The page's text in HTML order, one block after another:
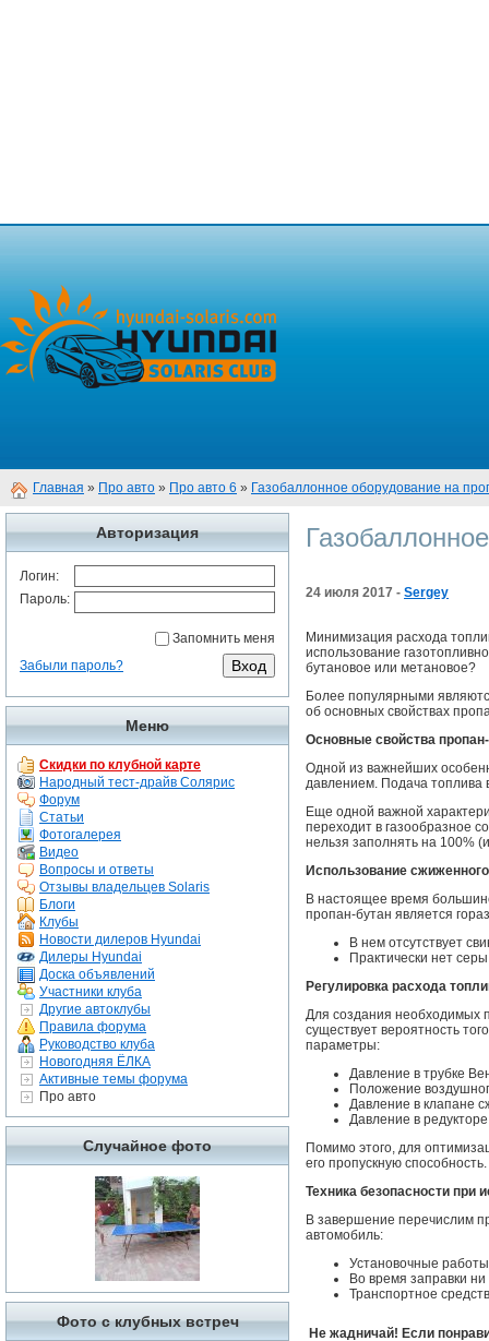
Главная » Про авто » Про авто 6 » Газобаллонное оборудование на
Авторизация
Логин:
Пароль:
Запомнить меня
Забыли пароль?
Меню
Скидки по клубной карте
Народный тест-драйв Солярис
Форум
Статьи
Фотогалерея
Видео
Вопросы и ответы
Отзывы владельцев Solaris
Блоги
Клубы
Новости дилеров Hyundai
Дилеры Hyundai
Доска объявлений
Участники клуба
Другие автоклубы
Правила форума
Руководство клуба
Новогодняя ЁЛКА
Активные темы форума
Про авто
Случайное фото
Фото с клубных встреч
24 июля 2017 - Sergey
Минимизация расхода
использование
бутановое или метановое?
Более популярными
об основных свойствах
Основные свойства
Одной из важнейших
давлением. Подача топлива
Еще одной важной
переходит в газообразное
нельзя заполнять на 100%
Использование
В настоящее время
пропан-бутан является
В нем отсутствует
Практически нет
Регулировка расхода
Для создания необходимых
существует вероятность
параметры:
Давление в трубке
Положение
Давление в клапане
Давление в
Помимо этого, для
его пропускную способность.
Техника безопасности при
В завершение перечислим
автомобиль:
Установочные
Во время заправки
Транспортное
Не жадничай! Если